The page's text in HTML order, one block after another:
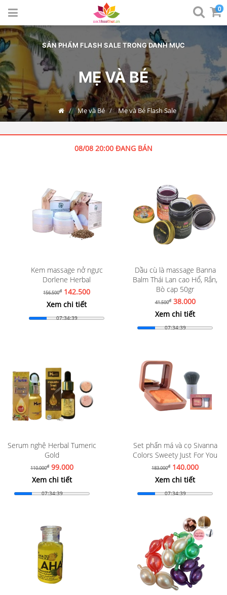
0
SẢN PHẨM FLASH SALE TRONG DANH MỤC
MẸ VÀ BÉ
Mẹ và Bé Mẹ và Bé Flash Sale
08/08 20:00 ĐANG BÁN
Kem massage nở ngực
Dorlene Herbal
156.500đ 142.500
Xem chi tiết
07:34:37
Dầu cù là massage Banna
Balm Thái Lan cao Hổ, Rắn,
Bò cạp 50gr
41.500đ38.000
Xem chi tiết
07:34:37
Serum nghệ Herbal Tumeric
Gold
110.000đ 99.000
Xem chi tiết
07:34:37
Set phấn má và cọ Sivanna
Colors Sweety Just For You
183.000đ 140.000
Xem chi tiết
07:34:37